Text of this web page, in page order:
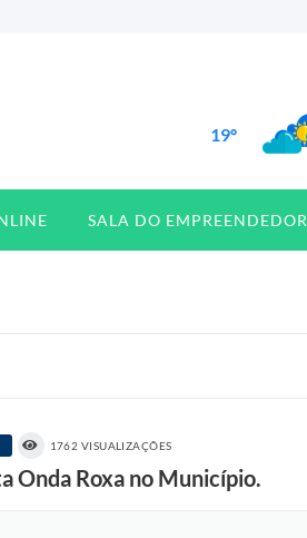
19º
SALA DO EMPREENDEDOR
1762 VISUALIZAÇÕES
Onda Roxa no Município.